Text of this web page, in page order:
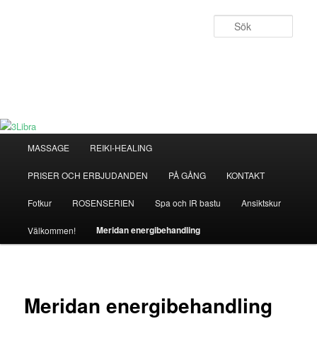
MASSAGE REIKI-HEALING
PRISER OCH ERBJUDANDEN PÅ GÅNG KONTAKT
Fotkur ROSENSERIEN Spa och IR bastu Ansiktskur
Välkommen! Meridan energibehandling
Meridan energibehandling